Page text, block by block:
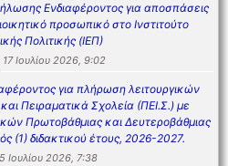
Ενδιαφέροντος για αποσπάσεις
προσωπικό στο Ινστιτούτο
Πολιτικής (ΙΕΠ)
Ιουλίου 2026, 9:02
για πλήρωση λειτουργικών
Πειραματικά Σχολεία (ΠΕΙ.Σ.) με
Πρωτοβάθμιας και Δευτεροβάθμιας
(1) διδακτικού έτους, 2026-2027.
Ιουλίου 2026, 7:38